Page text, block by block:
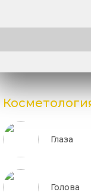
Глаза
Голова